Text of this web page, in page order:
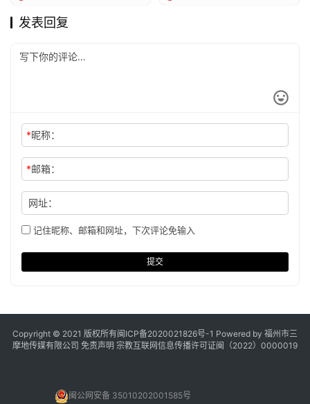
发表回复
*昵称：
*邮箱：
网址：
记住昵称、邮箱和网址，下次评论免输入
提交
Copyright © 2021 版权所有闽ICP备2020021826号-1 Powered by 福州市三
摩地传媒有限公司 免责声明 宗教互联网信息传播许可证闽（2022）0000019
闽公网安备 35010202001585号